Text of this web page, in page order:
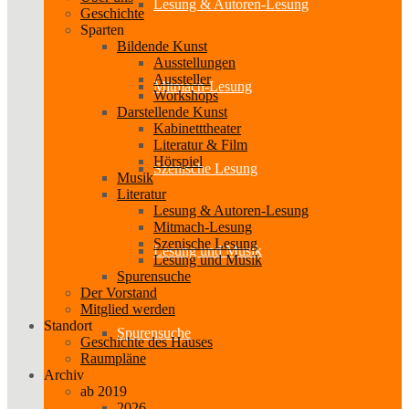
Lesung & Autoren-Lesung
Mitmach-Lesung
Szenische Lesung
Lesung und Musik
Spurensuche
Geschichte
Sparten
Bildende Kunst
Ausstellungen
Aussteller
Workshops
Darstellende Kunst
Kabinetttheater
Literatur & Film
Hörspiel
Musik
Literatur
Lesung & Autoren-Lesung
Mitmach-Lesung
Szenische Lesung
Lesung und Musik
Spurensuche
Der Vorstand
Mitglied werden
Standort
Geschichte des Hauses
Raumpläne
Archiv
ab 2019